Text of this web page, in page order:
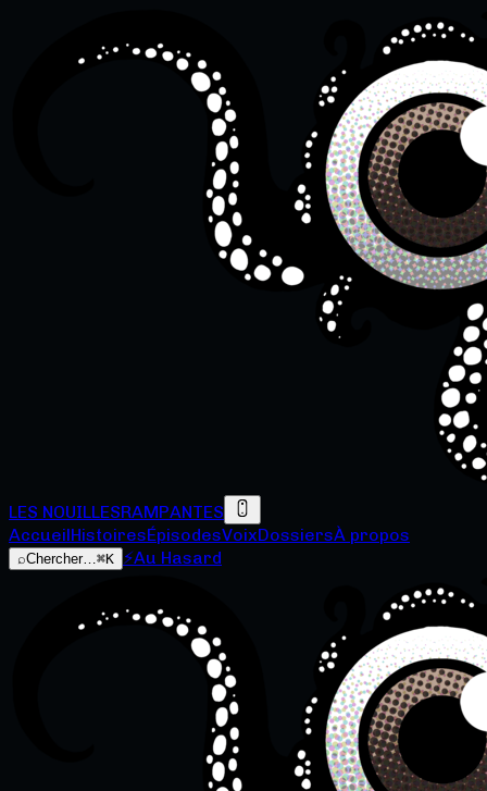
LES NOUILLESRAMPANTES
AccueilHistoiresÉpisodesVoixDossiersÀ propos
⌕Chercher…⌘K ⚡Au Hasard